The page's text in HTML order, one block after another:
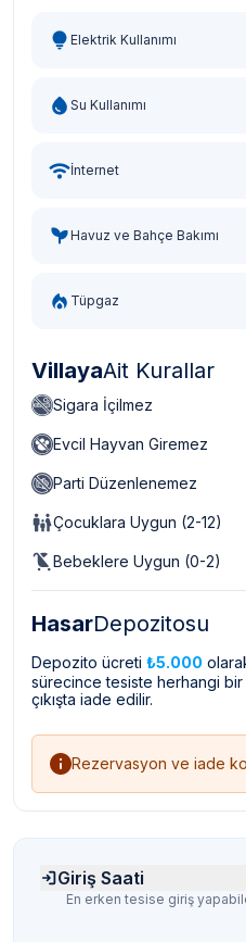
Elektrik Kullanımı
Su Kullanımı
İnternet
Havuz ve Bahçe Bakımı
Tüpgaz
VillayaAit Kurallar
Sigara İçilmez
Evcil Hayvan Giremez
Parti Düzenlenemez
Çocuklara Uygun (2-12)
Bebeklere Uygun (0-2)
HasarDepozitosu
Depozito ücreti ₺5.000
sürecince tesiste herhangi bir
çıkışta iade edilir.
Rezervasyon ve iade
Giriş Saati
En erken tesise giriş